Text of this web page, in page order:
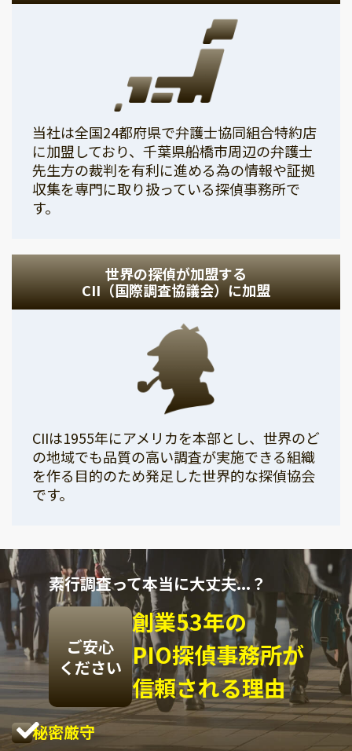
当社は全国24都府県で弁護士協同組合特約店
に加盟しており、千葉県船橋市周辺の弁護士
先生方の裁判を有利に進める為の情報や証拠
収集を専門に取り扱っている探偵事務所で
す。
世界の探偵が加盟する
CII（国際調査協議会）に加盟
CIIは1955年にアメリカを本部とし、世界のど
の地域でも品質の高い調査が実施できる組織
を作る目的のため発足した世界的な探偵協会
です。
素行調査って本当に大丈夫...？
ご安心
ください
創業53年の
PIO探偵事務所が
信頼される理由
秘密厳守